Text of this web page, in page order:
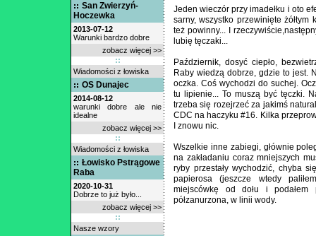
San Zwierzyń-
Hoczewka
2013-07-12
Warunki bardzo dobre
zobacz więcej >>
Wiadomości z łowiska
OS Dunajec
2014-08-12
warunki dobre ale nie
idealne
zobacz więcej >>
Wiadomości z łowiska
Łowisko Pstrągowe
Raba
2020-10-31
Dobrze to już było...
zobacz więcej >>
Nasze wzory
Jeden wieczór przy imadełku i oto
sarny, wszystko przewinięte
też powinny... I
lubię tęczaki...
Październik, dosyć ciepło,
Raby wiedzą dobrze, gdzie to jest.
oczka. Coś wychodzi do suchej.
tu lipienie... To muszą być tęczki.
trzeba się rozejrzeć za jakimś
CDC na haczyku #16. Kilka
I znowu nic.
Wszelkie inne zabiegi, głównie
na zakładaniu coraz mniejszych
ryby przestały wychodzić, chyba
papierosa (jeszcze wtedy
miejscówkę od dołu i
półzanurzona, w linii wody.